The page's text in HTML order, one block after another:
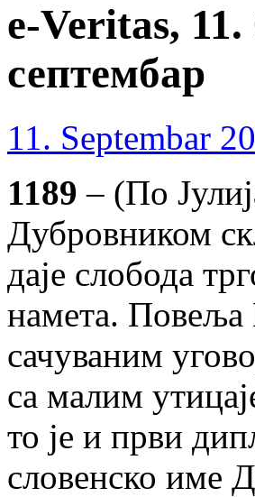
e-Veritas,
септембар
11. Septembar
1189 – (По
Дубровником
даје слобода
намета. Повеља
сачуваним
са малим
то је и први
словенско име